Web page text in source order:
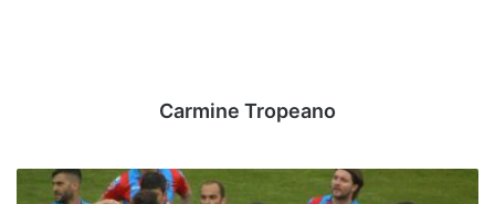
Carmine Tropeano
Serie